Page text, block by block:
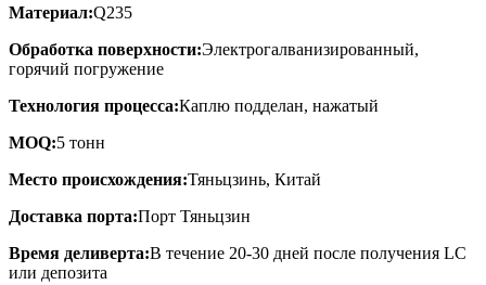
Материал:Q235
Обработка поверхности:Электрогалванизированный,
горячий погружение
Технология процесса:Каплю подделан, нажатый
MOQ:5 тонн
Место происхождения:Тяньцзинь, Китай
Доставка порта:Порт Тяньцзин
Время деливерта:В течение 20-30 дней после получения LC
или депозита